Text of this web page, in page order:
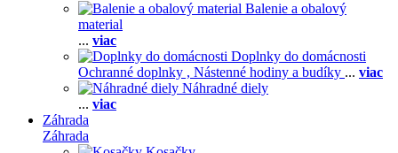
Balenie a obalový
material
... viac
Doplnky do domácnosti
Ochranné doplnky , Nástenné hodiny a budíky ... viac
Náhradné diely
... viac
Záhrada
Záhrada